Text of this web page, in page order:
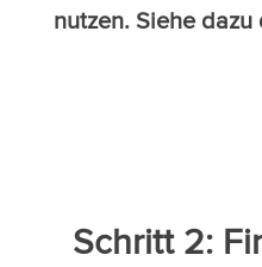
nutzen. Siehe
Schritt 2: